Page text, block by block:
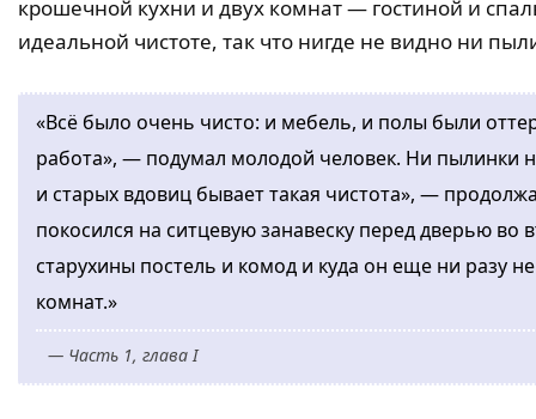
крошечной кухни и двух комнат — гостиной и
идеальной чистоте, так что нигде не видно ни
«Всё было очень чисто: и мебель, и полы были
работа», — подумал молодой человек. Ни пылинки
и старых вдовиц бывает такая чистота», —
покосился на ситцевую занавеску перед дверью во
старухины постель и комод и куда он еще ни разу
комнат.»
— Часть 1, глава I